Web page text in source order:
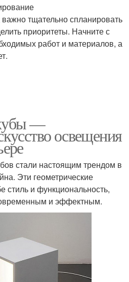
тщательно спланировать
приоритеты. Начните с
работ и материалов, а
—
освещения
стали настоящим трендом в
Эти геометрические
стиль и функциональность,
и эффектным.